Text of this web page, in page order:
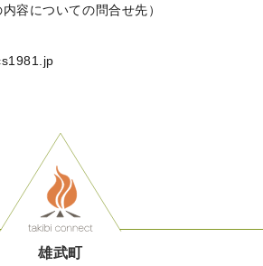
容についての問合せ先）
雄武町